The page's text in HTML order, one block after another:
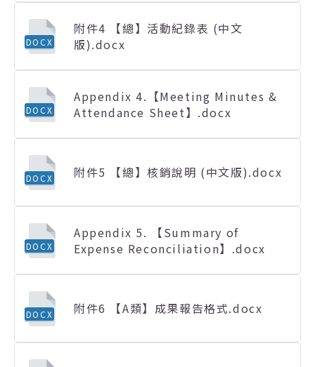
DOCX
附件4 【總】活動紀錄表 (中文
版).docx
DOCX
Appendix 4.【Meeting Minutes &
Attendance Sheet】.docx
DOCX 附件5 【總】核銷說明 (中文版).docx
DOCX
Appendix 5. 【Summary of
Expense Reconciliation】.docx
DOCX 附件6 【A類】成果報告格式.docx